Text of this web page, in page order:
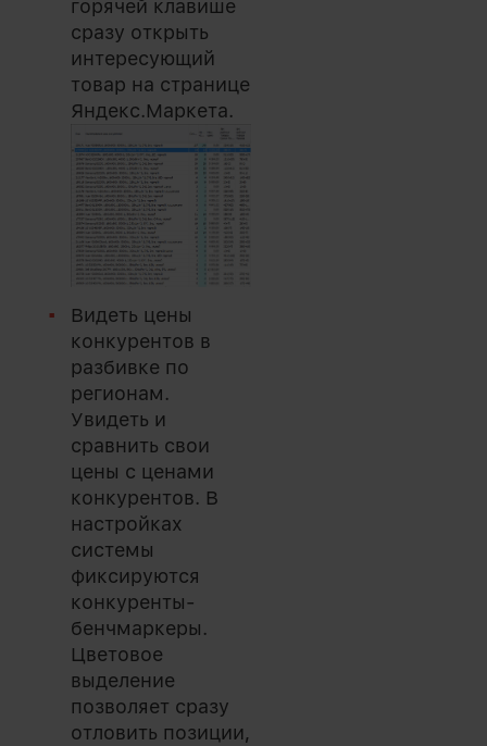
горячей клавише
сразу открыть
интересующий
товар на странице
Яндекс.Маркета.
Видеть цены
конкурентов в
разбивке по
регионам.
Увидеть и
сравнить свои
цены с ценами
конкурентов. В
настройках
системы
фиксируются
конкуренты-
бенчмаркеры.
Цветовое
выделение
позволяет сразу
отловить позиции,